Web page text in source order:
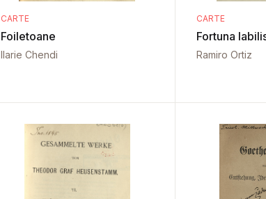
CARTE
Foiletoane
Ilarie Chendi
CARTE
Fortuna
Ramiro Ortiz